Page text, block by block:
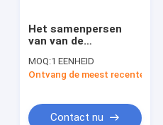
Het samenpersen
van van de
van de Lichaamsluxe
de Bus van Aero met
MOQ:1 EENHEID
Ontvang de meest recente
Contact nu